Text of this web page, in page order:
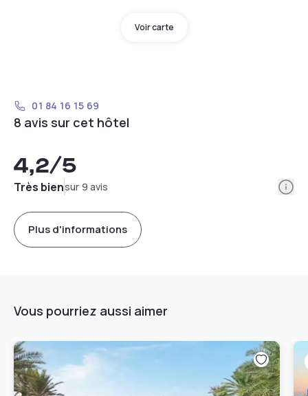
Voir carte
01 84 16 15 69
8 avis sur cet hôtel
4,2/5
Très biensur 9 avis
Plus d'informations
Vous pourriez aussi aimer